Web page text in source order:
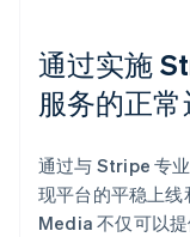
通过实施
服务的正
通过与 Stripe 专
现平台的平稳上
Media 不仅可以